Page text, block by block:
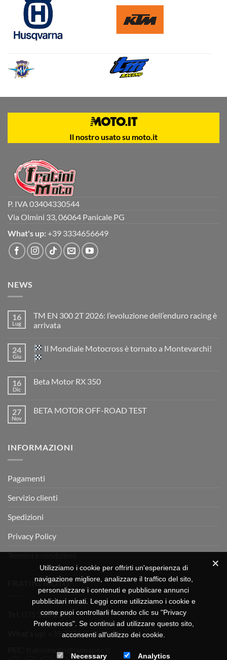
Il nostro usato su moto.it
P. IVA 03404330544
Via Olmini 33, 06064 Panicale PG
What's up: +39 3334656649
NEWS
16
Lug
TM EN 300 2T 2026: l’evoluzione dell’enduro racing è
arrivata
su
TM
EN
2026:
è
arrivata
24
Giu
Il Mondiale Motocross è tornato a Montevarchi!
su
Motocross
è
16
Dic
Beta Motor RX 350
Beta
27
Nov
BETA MOTOR OFF-ROAD TEST
MOTOR
INFORMAZIONI
Pagamenti
Servizio clienti
Spedizioni
Privacy Policy
Termini e condizioni
FRATINI MOTO
075 518 1504
+39 3334656649
Utilizziamo i cookie per offrirti un'esperienza di
navigazione migliore, analizzare il traffico del sito,
personalizzare i contenuti e pubblicare annunci
pubblicitari mirati. Leggi come utilizziamo i cookie e
come puoi controllarli facendo clic su "Privacy
Preferences". Se continui ad utilizzare questo sito,
acconsenti all'utilizzo dei cookie.
Necessary Analytics